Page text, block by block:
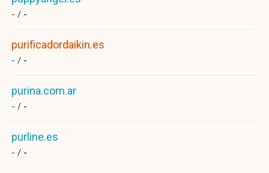
- / -
purificadordaikin.es
- / -
purina.com.ar
- / -
purline.es
- / -